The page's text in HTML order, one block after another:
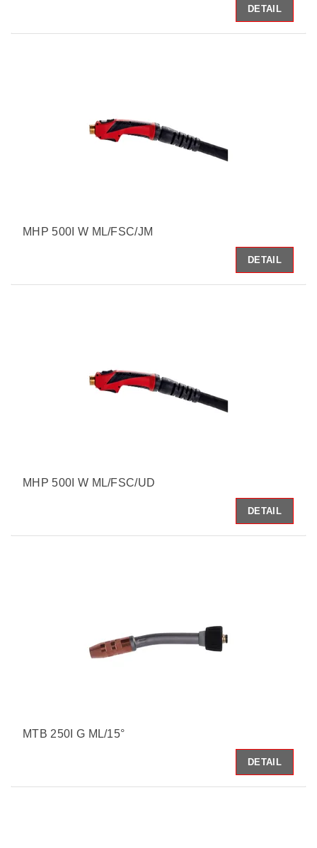
DETAIL
MHP 500I W ML/FSC/JM
DETAIL
MHP 500I W ML/FSC/UD
DETAIL
MTB 250I G ML/15°
DETAIL